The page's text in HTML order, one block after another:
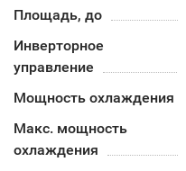
Площадь, до
Инверторное
управление
Мощность охлаждения
Макс. мощность
охлаждения